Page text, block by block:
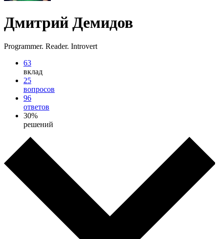
Дмитрий Демидов
Programmer. Reader. Introvert
63
вклад
25
вопросов
96
ответов
30%
решений